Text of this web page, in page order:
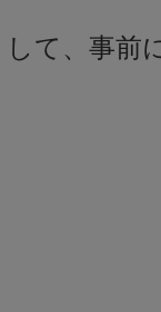
て、事前